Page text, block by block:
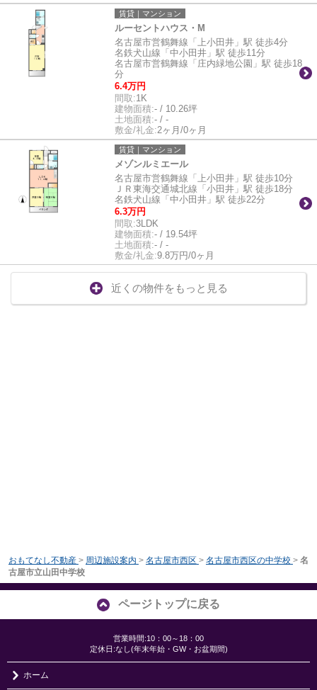
賃貸｜マンション
ルーセントハウス・M
名古屋市営鶴舞線「上小田井」駅 徒歩4分
名鉄犬山線「中小田井」駅 徒歩11分
名古屋市営鶴舞線「庄内緑地公園」駅 徒歩18
分
6.4万円
間取:1K
建物面積:- / 10.26坪
土地面積:- / -
敷金/礼金:2ヶ月/0ヶ月
賃貸｜マンション
メゾンルミエール
名古屋市営鶴舞線「上小田井」駅 徒歩10分
ＪＲ東海交通城北線「小田井」駅 徒歩18分
名鉄犬山線「中小田井」駅 徒歩22分
6.3万円
間取:3LDK
建物面積:- / 19.54坪
土地面積:- / -
敷金/礼金:9.8万円/0ヶ月
近くの物件をもっと見る
おもてなし不動産 > 周辺施設案内 > 名古屋市西区 > 名古屋市西区の中学校 > 名
古屋市立山田中学校
ページトップに戻る
営業時間:10：00～18：00
定休日:なし(年末年始・GW・お盆期間)
ホーム